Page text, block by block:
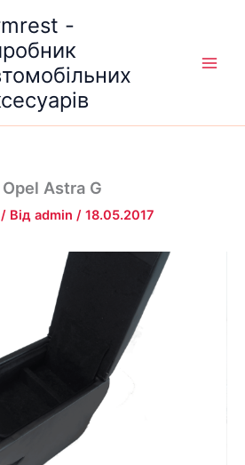
-
Astra G
/ Від admin / 18.05.2017